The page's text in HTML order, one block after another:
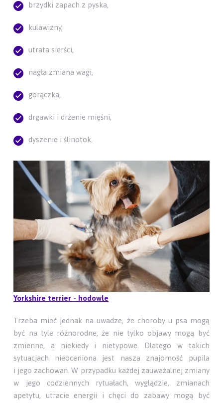
brzydki zapach z pyska,
kulawizny,
utrata sierści,
nagła zmiana wagi,
gorączka,
drgawki i drżenie mięśni,
dyszenie i ślinotok.
Yorkshire terrier - hodowle
Trzeba mieć jednak na uwadze, że choroby u psa mogą
być na tyle różnorodne, że nie tylko objawy mogą być
zmienne, a niekiedy i nietypowe. Dlatego w takich
sytuacjach nieoceniona jest nasza znajomość pupila
i jego zachowań. W przypadku każdej zauważalnej zmiany
w jego codziennych rytuałach, wyglądzie, zmianach
apetytu, utracie energii i chęci do zabawy mogą być